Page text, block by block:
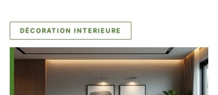
DÉCORATION INTERIEURE